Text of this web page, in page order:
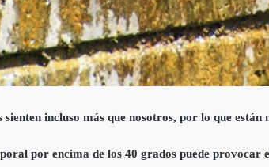
incluso más que nosotros, por lo que
por encima de los 40 grados puede provocar